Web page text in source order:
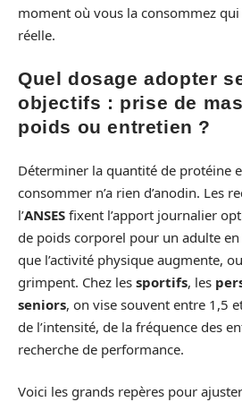
moment où vous la consommez
réelle.
Quel dosage adopter
objectifs : prise de
poids ou entretien ?
Déterminer la quantité de protéine
consommer n’a rien d’anodin. Les
l’ANSES fixent l’apport journalier
de poids corporel pour un adulte
que l’activité physique augmente,
grimpent. Chez les sportifs, les
seniors, on vise souvent entre 1,5
de l’intensité, de la fréquence des
recherche de performance.
Voici les grands repères pour